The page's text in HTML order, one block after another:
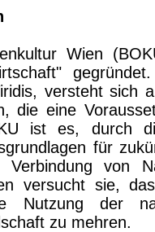
Wien
versteht sich
die eine
ist es, durch
für
von
versucht sie,
Nutzung der
zu mehren.